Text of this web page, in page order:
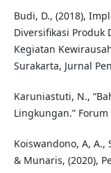
Budi, D., (2018),
Diversifikasi Produk
Kegiatan
Surakarta, Jurnal
Karuniastuti, N.,
Lingkungan.” Forum
Koiswandono, A, A.,
& Munaris, (2020),